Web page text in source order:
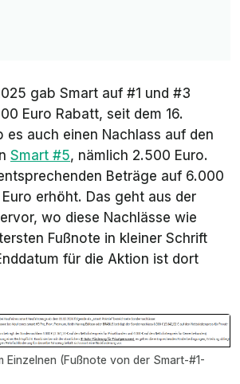
gab Smart auf #1 und #3
Euro Rabatt, seit dem 16.
es auch einen Nachlass auf den
Smart #5, nämlich 2.500 Euro.
Beträge auf 6.000
erhöht. Das geht aus der
wo diese Nachlässe wie
Fußnote in kleiner Schrift
für die Aktion ist dort
Einzelnen (Fußnote von der Smart-#1-